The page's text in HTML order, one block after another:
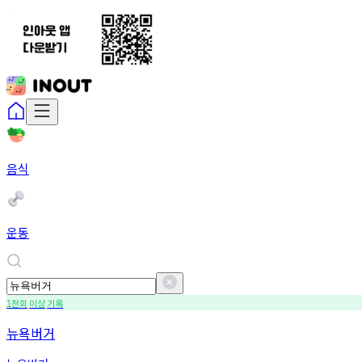
음식
운동
1천회 이상기록
뉴욕버거